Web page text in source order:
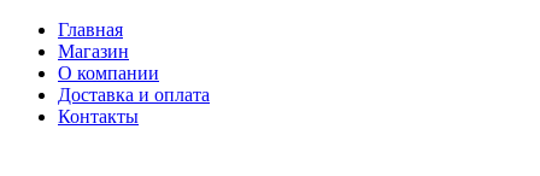
Главная
Магазин
О компании
Доставка и оплата
Контакты